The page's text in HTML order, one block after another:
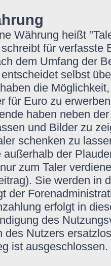
Währung heißt
für verfasste
dem Umfang der
selbst
die
für Euro zu
haben neben
und Bilder zu
schenken zu
außerhalb der
zum Taler
Sie werden in
der
erfolgt in
des
des Nutzers
ist ausgeschlossen.